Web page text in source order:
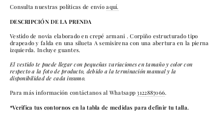
Consulta nuestras políticas de envío aquí.
DESCRIPCIÓN DE LA PRENDA
Vestido de novia elaborado en crepé armani . Corpiño estructurado tipo
drapeado y falda en una silueta A semisirena con una abertura en la pierna
izquierda. Incluye guantes.
El vestido te puede llegar con pequeñas variaciones en tamaño y color con
respecto a la foto de producto, debido a la terminación manual y la
disponibilidad de cada insumo.
Para más información contáctanos al Whatsapp3122887066.
*Verifica tus contornos en la tabla de medidas para definir tu talla.